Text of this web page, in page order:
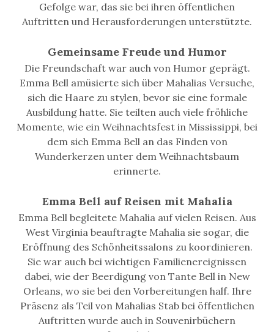
Gefolge war, das sie bei ihren öffentlichen
Auftritten und Herausforderungen unterstützte.
Gemeinsame Freude und Humor
Die Freundschaft war auch von Humor geprägt.
Emma Bell amüsierte sich über Mahalias Versuche,
sich die Haare zu stylen, bevor sie eine formale
Ausbildung hatte. Sie teilten auch viele fröhliche
Momente, wie ein Weihnachtsfest in Mississippi, bei
dem sich Emma Bell an das Finden von
Wunderkerzen unter dem Weihnachtsbaum
erinnerte.
Emma Bell auf Reisen mit Mahalia
Emma Bell begleitete Mahalia auf vielen Reisen. Aus
West Virginia beauftragte Mahalia sie sogar, die
Eröffnung des Schönheitssalons zu koordinieren.
Sie war auch bei wichtigen Familienereignissen
dabei, wie der Beerdigung von Tante Bell in New
Orleans, wo sie bei den Vorbereitungen half. Ihre
Präsenz als Teil von Mahalias Stab bei öffentlichen
Auftritten wurde auch in Souvenirbüchern